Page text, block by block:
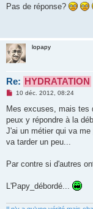
s
o
n
l
Pas de réponse?
lopapy
Re: HYDRATATION
M
s
a
g
n
l
10 déc. 2012, 08:24
Mes excuses, mais tes
peux y répondre à la
J'ai un métier qui va
va tarder un peu...
Par contre si d'autres
L'Papy_débordé...